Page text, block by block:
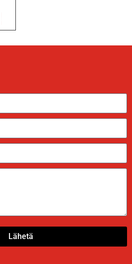
Lähetä